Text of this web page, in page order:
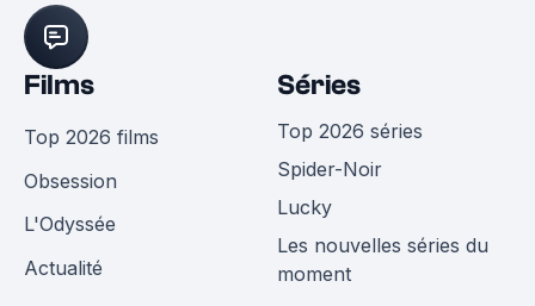
Films
Top 2026 films
Obsession
L'Odyssée
Actualité
Séries
Top 2026 séries
Spider-Noir
Lucky
Les nouvelles séries du
moment